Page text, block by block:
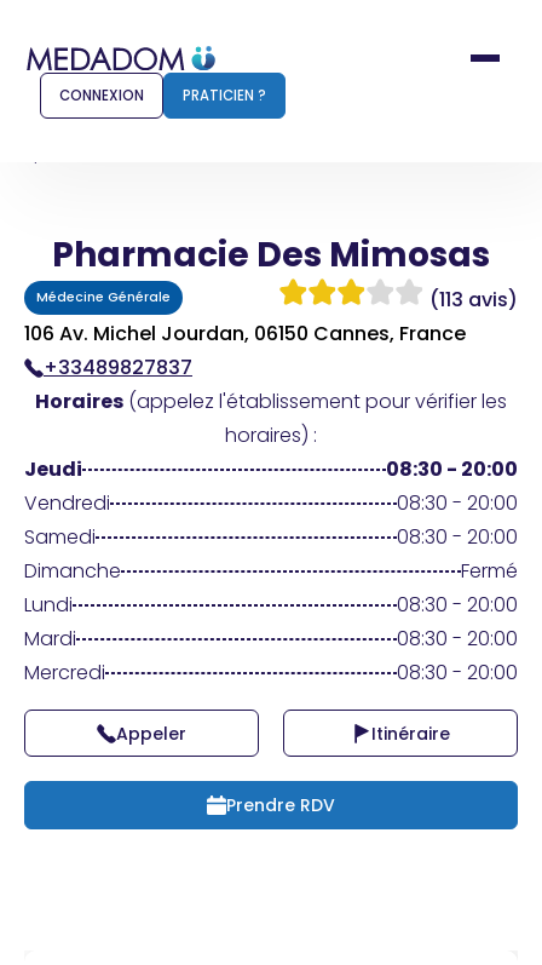
Comment ça marche ?
Pour les patients
Pharmacien
Connexion
Praticien ?
CONNEXION PRATICIEN ?
Pharmacie Des Mimosas
Médecine Générale
(113 avis)
106 Av. Michel Jourdan, 06150 Cannes, France
+33489827837
Horaires (appelez l'établissement pour vérifier les
horaires) :
Jeudi
08:30 - 20:00
Vendredi
08:30 - 20:00
Samedi
08:30 - 20:00
Dimanche
Fermé
Lundi
08:30 - 20:00
Mardi
08:30 - 20:00
Mercredi
08:30 - 20:00
Appeler Itinéraire
Prendre RDV